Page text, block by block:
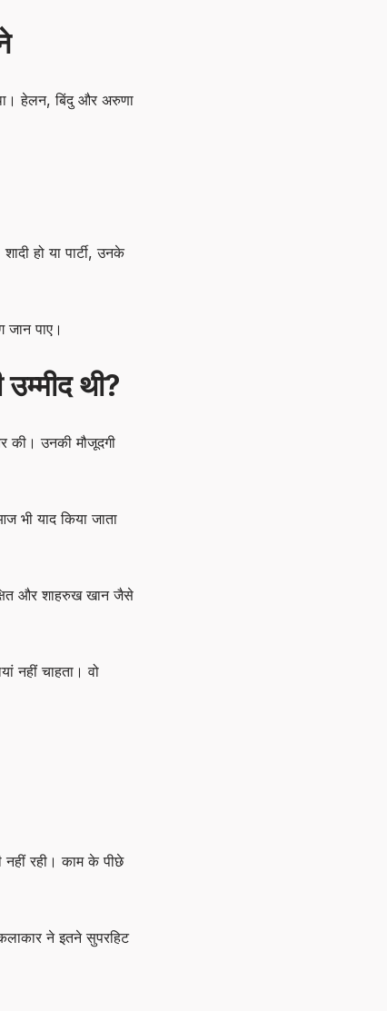
हेलन, बिंदु और अरुणा
हो या पार्टी, उनके
पाए।
थी?
की। उनकी मौजूदगी
भी याद किया जाता
और शाहरुख खान जैसे
नहीं चाहता। वो
रही। काम के पीछे
ने इतने सुपरहिट